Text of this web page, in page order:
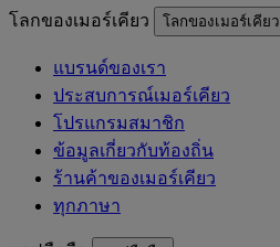
โลกของเมอร์เคียว โลกของเมอร์เคียว
แบรนด์ของเรา
ประสบการณ์เมอร์เคียว
โปรแกรมสมาชิก
ข้อมูลเกี่ยวกับท้องถิ่น
ร้านค้าของเมอร์เคียว
ทุกภาษา